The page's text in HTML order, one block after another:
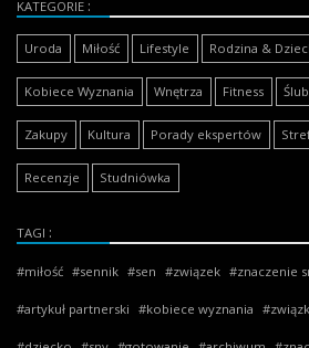
KATEGORIE
Uroda Miłość Lifestyle Rodzina &
Kobiece Wyznania Wnętrza Fitness
Zakupy Kultura Porady ekspertów
Recenzje Studniówka
TAGI
miłość sennik sen związek znaczenie
artykuł partnerski kobiece wyznania